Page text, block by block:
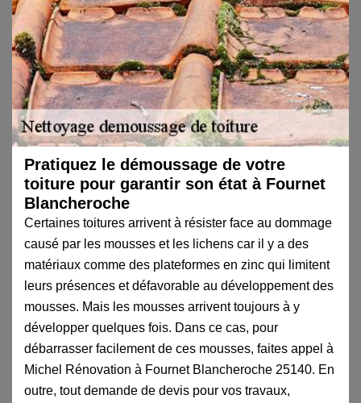
Pratiquez le démoussage de votre
toiture pour garantir son état à Fournet
Blancheroche
Certaines toitures arrivent à résister face au dommage
causé par les mousses et les lichens car il y a des
matériaux comme des plateformes en zinc qui limitent
leurs présences et défavorable au développement des
mousses. Mais les mousses arrivent toujours à y
développer quelques fois. Dans ce cas, pour
débarrasser facilement de ces mousses, faites appel à
Michel Rénovation à Fournet Blancheroche 25140. En
outre, tout demande de devis pour vos travaux,